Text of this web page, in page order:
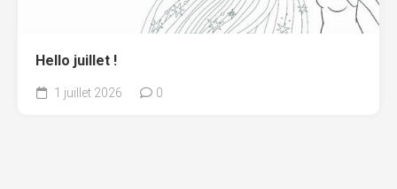
Hello juillet !
1 juillet 2026 0